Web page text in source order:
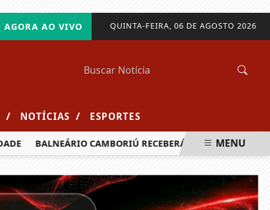
QUINTA-FEIRA, 06 DE AGOSTO 2026
AGORA AO VIVO
/ NOTÍCIAS / ESPORTES
BALNEÁRIO CAMBORIÚ RECEBERÁ MAIS DE 120 MENU